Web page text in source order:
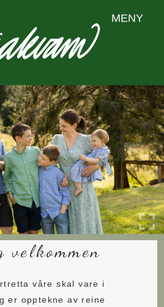
MENY
velkommen
våre skal vare i
er opptekne av reine